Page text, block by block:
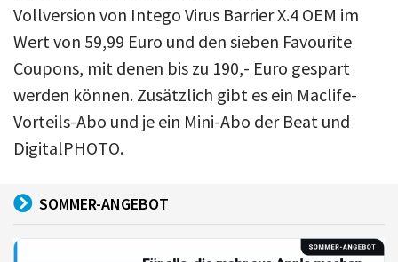
Vollversion von Intego Virus Barrier X.4 OEM im
Wert von 59,99 Euro und den sieben Favourite
Coupons, mit denen bis zu 190,- Euro gespart
werden können. Zusätzlich gibt es ein Maclife-
Vorteils-Abo und je ein Mini-Abo der Beat und
DigitalPHOTO.
SOMMER-ANGEBOT